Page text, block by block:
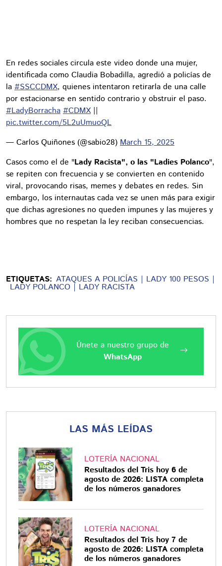
En redes sociales circula este video donde una mujer,
identificada como Claudia Bobadilla, agredió a policías de
la #SSCCDMX, quienes intentaron retirarla de una calle
por estacionarse en sentido contrario y obstruir el paso.
#LadyBorracha #CDMX||
pic.twitter.com/5L2uUmuoQL
— Carlos Quiñones (@sabio28) March 15, 2025
Casos como el de "Lady Racista", o las "Ladies Polanco",
se repiten con frecuencia y se convierten en contenido
viral, provocando risas, memes y debates en redes. Sin
embargo, los internautas cada vez se unen más para exigir
que dichas agresiones no queden impunes y las mujeres y
hombres que no respetan la ley reciban consecuencias.
ETIQUETAS: ATAQUES A POLICÍAS LADY 100 PESOS
LADY POLANCO LADY RACISTA
Únete a nuestro grupo de
WhatsApp
LAS MÁS LEÍDAS
LOTERÍA NACIONAL
Resultados del Tris hoy 6 de
agosto de 2026: LISTA completa
de los números ganadores
LOTERÍA NACIONAL
Resultados del Tris hoy 7 de
agosto de 2026: LISTA completa
de los números ganadores